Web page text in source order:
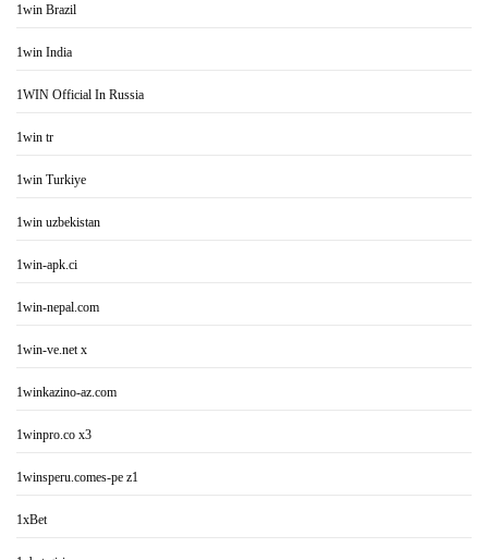
1win Brazil
1win India
1WIN Official In Russia
1win tr
1win Turkiye
1win uzbekistan
1win-apk.ci
1win-nepal.com
1win-ve.net x
1winkazino-az.com
1winpro.co x3
1winsperu.comes-pe z1
1xBet